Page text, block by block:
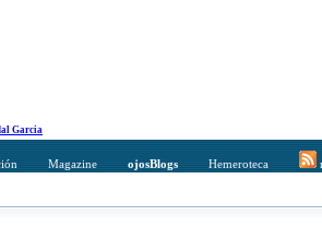
Garcia
Magazine ojosBlogs Hemeroteca